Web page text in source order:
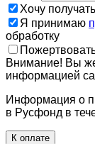
Хочу
Я принимаю
обработку
Внимание! Вы
информацией
Информация о
в Русфонд в
К оплате